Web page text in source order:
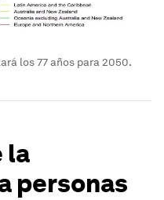
los 77 años para 2050.
la
personas